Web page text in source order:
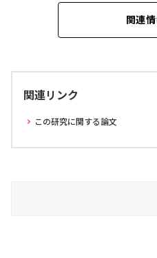
関連
関連リンク
この研究に関する論文